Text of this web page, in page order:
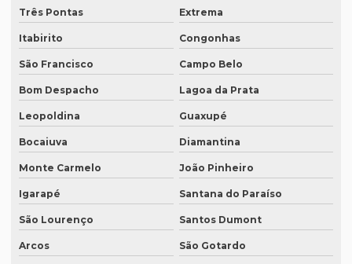
Empresa de tradução simultânea para teams em recife
Empresa de tradução simultânea para zoom
Empresa de tradução simultânea para zoom em curitiba
Empresa de tradução simultânea para zoom em sp
Empresa tradução site
Empresa de tradução de sites em inglês
Empresa de tradução sp
Empresa de tradução técnica
Empresa de tradução técnica em inglês
Três Pontas Extrema
Itabirito Congonhas
São Francisco Campo Belo
Bom Despacho Lagoa da Prata
Leopoldina Guaxupé
Bocaiuva Diamantina
Monte Carmelo João Pinheiro
Igarapé Santana do Paraíso
São Lourenço Santos Dumont
Arcos São Gotardo